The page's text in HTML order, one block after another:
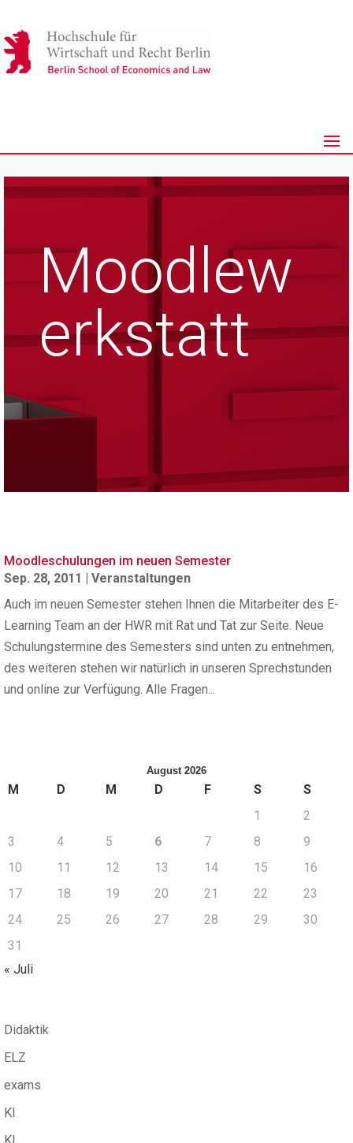
Moodlew
erkstatt
Moodleschulungen im neuen Semester
Sep. 28, 2011 | Veranstaltungen
Auch im neuen Semester stehen Ihnen die Mitarbeiter des E-
Learning Team an der HWR mit Rat und Tat zur Seite. Neue
Schulungstermine des Semesters sind unten zu entnehmen,
des weiteren stehen wir natürlich in unseren Sprechstunden
und online zur Verfügung. Alle Fragen...
August 2026
M D M D F S
S
1
2
3
4 5 6 7 8
9
10
11 12 13 14 15
16
17
18 19 20 21 22
23
24
25 26 27 28 29
30
31
« Juli
Didaktik
ELZ
exams
KI